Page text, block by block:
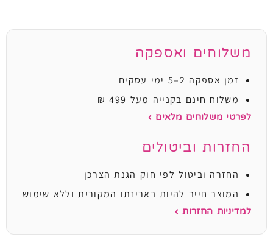
משלוחים ואספקה
זמן אספקה 2–5 ימי עסקים
משלוח חינם בקנייה מעל 499 ₪
לפרטי משלוחים מלאים ›
החזרות וביטולים
החזרה וביטול לפי חוק הגנת הצרכן
המוצר חייב להיות באריזתו המקורית וללא שימוש
למדיניות החזרות ›